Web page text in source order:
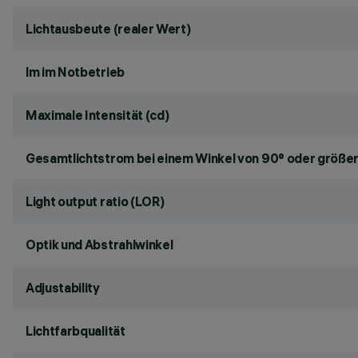
Lichtausbeute (realer Wert)
lm im Notbetrieb
Maximale Intensität (cd)
Gesamtlichtstrom bei einem Winkel von 90° oder
Light output ratio (LOR)
Optik und Abstrahlwinkel
Adjustability
Lichtfarbqualität